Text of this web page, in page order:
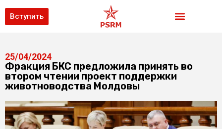
Вступить
25/04/2024
Фракция БКС предложила принять во
втором чтении проект поддержки
животноводства Молдовы